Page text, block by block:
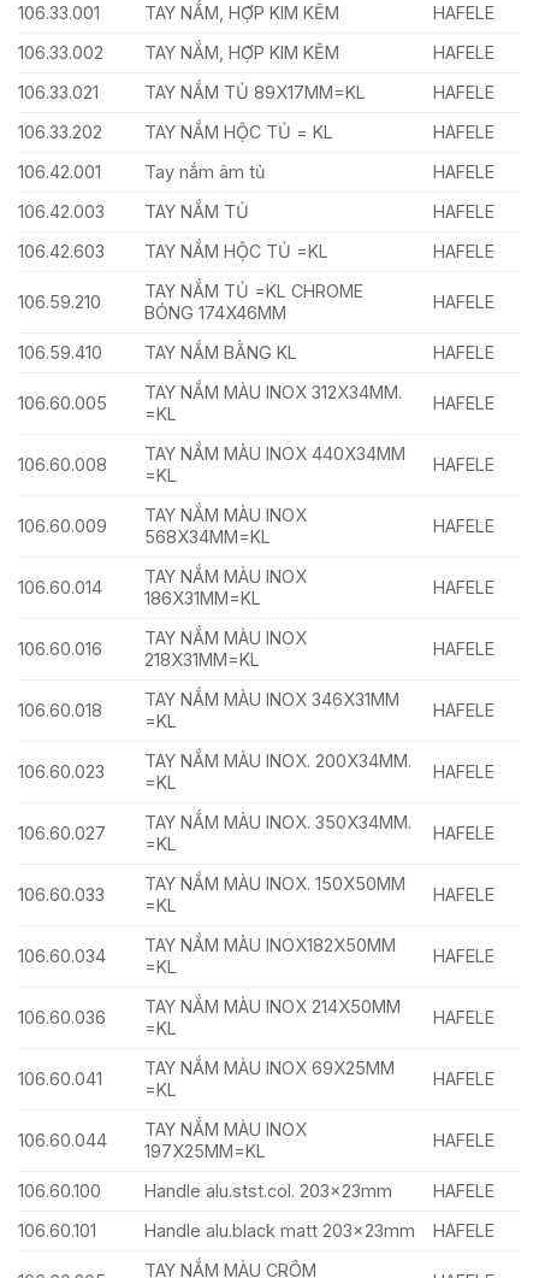
106.33.001
TAY NẮM, HỢP KIM KẼM
HAFELE
106.33.002
TAY NẮM, HỢP KIM KẼM
HAFELE
106.33.021
TAY NẮM TỦ 89X17MM=KL
HAFELE
106.33.202
TAY NẮM HỘC TỦ = KL
HAFELE
106.42.001
Tay nắm âm tủ
HAFELE
106.42.003
TAY NẮM TỦ
HAFELE
106.42.603
TAY NẮM HỘC TỦ =KL HAFELE
106.59.210
TAY NẮM TỦ =KL CHROME
BÓNG 174X46MM
HAFELE
106.59.410 TAY NẮM BẰNG KL HAFELE
106.60.005
TAY NẮM MÀU INOX 312X34MM.
=KL
HAFELE
106.60.008
TAY NẮM MÀU INOX 440X34MM
=KL
HAFELE
106.60.009
TAY NẮM MÀU INOX
568X34MM=KL
HAFELE
106.60.014
TAY NẮM MÀU INOX
186X31MM=KL
HAFELE
106.60.016
TAY NẮM MÀU INOX
218X31MM=KL
HAFELE
106.60.018
TAY NẮM MÀU INOX 346X31MM
=KL
HAFELE
106.60.023
TAY NẮM MÀU INOX. 200X34MM.
=KL
HAFELE
106.60.027
TAY NẮM MÀU INOX. 350X34MM.
=KL
HAFELE
106.60.033
TAY NẮM MÀU INOX. 150X50MM
=KL
HAFELE
106.60.034
TAY NẮM MÀU INOX182X50MM
=KL
HAFELE
106.60.036
TAY NẮM MÀU INOX 214X50MM
=KL
HAFELE
106.60.041
TAY NẮM MÀU INOX 69X25MM
=KL
HAFELE
106.60.044
TAY NẮM MÀU INOX
197X25MM=KL
HAFELE
106.60.100 Handle alu.stst.col. 203x23mm
HAFELE
106.60.101
Handle alu.black matt 203x23mm HAFELE
TAY NẮM MÀU CRÔM